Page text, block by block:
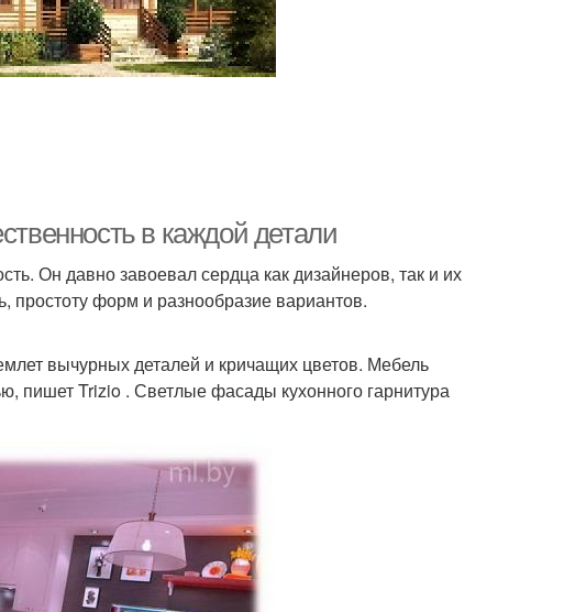
в каждой детали
Он давно завоевал сердца как дизайнеров, так и их
простоту форм и разнообразие вариантов.
вычурных деталей и кричащих цветов. Мебель
пишет Trizio . Светлые фасады кухонного гарнитура